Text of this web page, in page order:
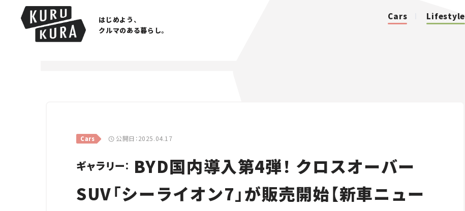
はじめよう、
クルマのある暮らし。
Cars Lifestyle
Cars 公開日：2025.04.17
ギャラリー： BYD国内導入第4弾！ クロスオーバー
SUV「シーライオン7」が販売開始【新車ニュー
Traffic
Special